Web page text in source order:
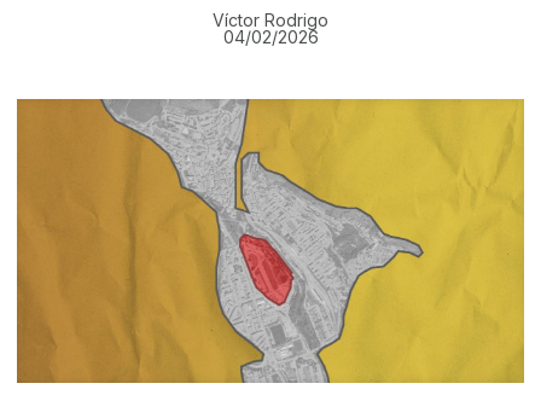
Víctor Rodrigo
04/02/2026